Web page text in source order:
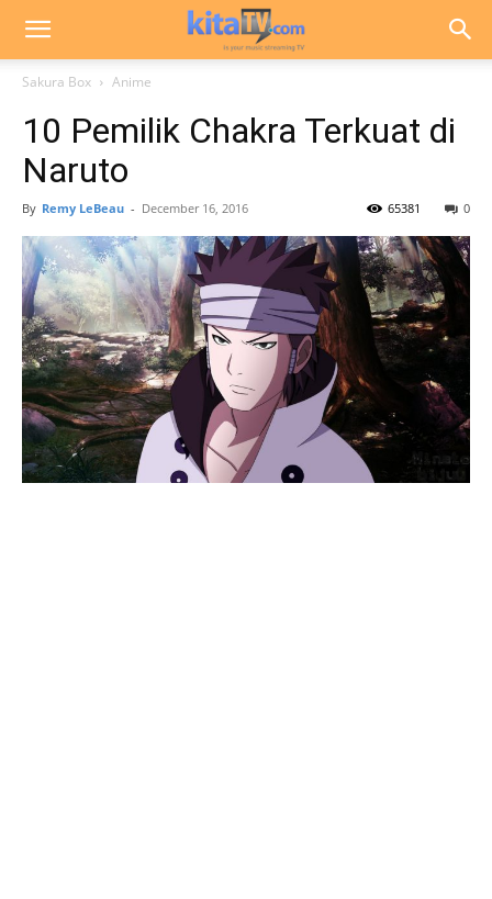
Sakura Box Anime
10 Pemilik Chakra Terkuat di
Naruto
By Remy LeBeau - December 16, 2016 0
65381